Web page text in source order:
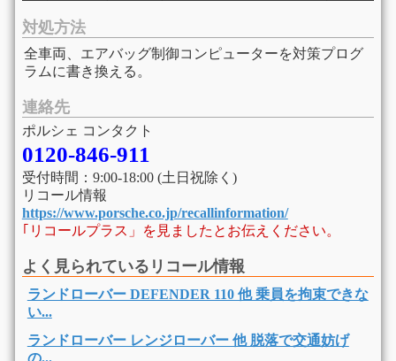
対処方法
全車両、エアバッグ制御コンピューターを対策プログ
ラムに書き換える。
連絡先
ポルシェ コンタクト
0120-846-911
受付時間：9:00-18:00 (土日祝除く)
リコール情報
https://www.porsche.co.jp/recallinformation/
｢リコールプラス」を見ましたとお伝えください。
よく見られているリコール情報
ランドローバー DEFENDER 110 他 乗員を拘束できな
い...
ランドローバー レンジローバー 他 脱落で交通妨げ